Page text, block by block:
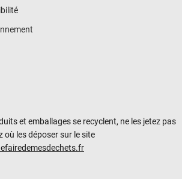
et emballages se recyclent, ne les jetez pas
où les déposer sur le site